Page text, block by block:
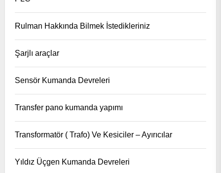
Rulman Hakkında Bilmek İstedikleriniz
Şarjlı araçlar
Sensör Kumanda Devreleri
Transfer pano kumanda yapımı
Transformatör ( Trafo) Ve Kesiciler – Ayırıcılar
Yıldız Üçgen Kumanda Devreleri